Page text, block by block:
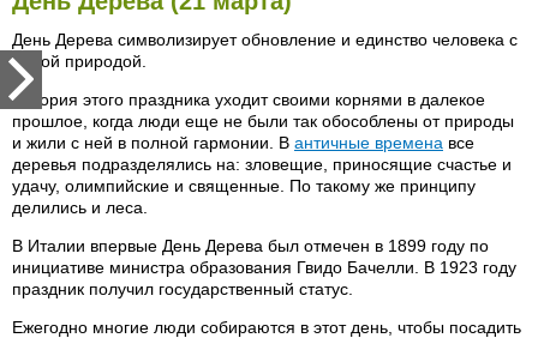
День Дерева символизирует обновление и единство человека с
живой природой.
История этого праздника уходит своими корнями в далекое
прошлое, когда люди еще не были так обособлены от природы
и жили с ней в полной гармонии. В античные времена все
деревья подразделялись на: зловещие, приносящие счастье и
удачу, олимпийские и священные. По такому же принципу
делились и леса.
В Италии впервые День Дерева был отмечен в 1899 году по
инициативе министра образования Гвидо Бачелли. В 1923 году
праздник получил государственный статус.
Ежегодно многие люди собираются в этот день, чтобы посадить